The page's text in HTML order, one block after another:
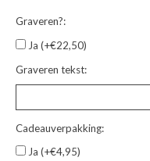
Graveren?:
Ja (+€22,50)
Graveren tekst:
Cadeauverpakking:
Ja (+€4,95)